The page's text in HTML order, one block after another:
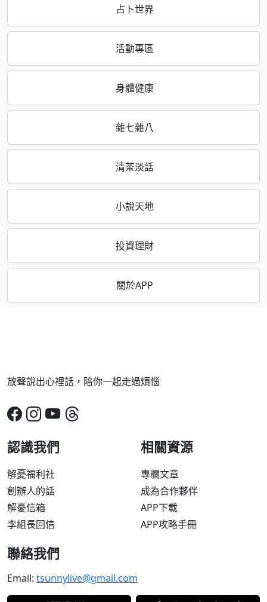
占卜世界
活動專區
身體健康
雜七雜八
清茶淡話
小說天地
投資理財
關於APP
放聲說出心裡話，陪你一起走過煩惱
認識我們
解憂福利社
創辦人的話
解憂信箱
李組長回信
相關資源
專欄文章
成為合作夥伴
APP下載
APP攻略手冊
聯絡我們
Email: tsunnylive@gmail.com